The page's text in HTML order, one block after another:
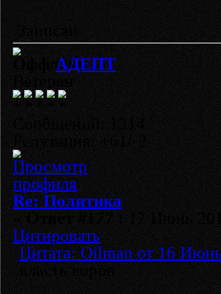
https://youtu.be/
Записан
АДЕПТ
Ветеран
Сообщений: 1314
Репутация: +61/-2
Re: Политика
«Ответ #177 :17 Июнь
Цитировать
Цитата: Oilman от 16
власть воров